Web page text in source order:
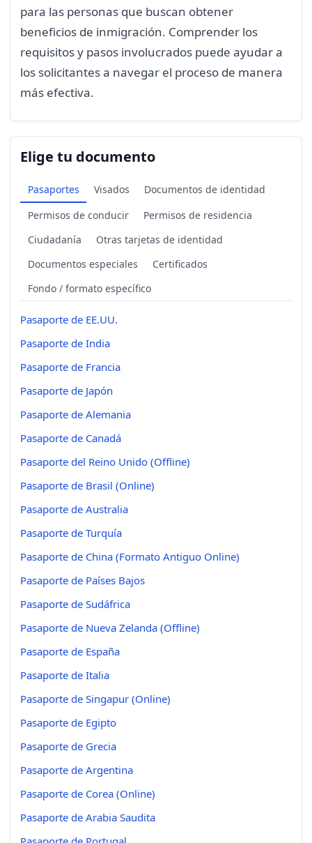
para las personas que buscan obtener
beneficios de inmigración. Comprender los
requisitos y pasos involucrados puede ayudar a
los solicitantes a navegar el proceso de manera
más efectiva.
Elige tu documento
Pasaportes Visados
Documentos de identidad
Permisos de conducir
Permisos de residencia
Ciudadanía
Otras tarjetas de identidad
Documentos especiales
Certificados
Fondo / formato específico
Pasaporte de EE.UU.
Pasaporte de India
Pasaporte de Francia
Pasaporte de Japón
Pasaporte de Alemania
Pasaporte de Canadá
Pasaporte del Reino Unido (Offline)
Pasaporte de Brasil (Online)
Pasaporte de Australia
Pasaporte de Turquía
Pasaporte de China (Formato Antiguo Online)
Pasaporte de Países Bajos
Pasaporte de Sudáfrica
Pasaporte de Nueva Zelanda (Offline)
Pasaporte de España
Pasaporte de Italia
Pasaporte de Singapur (Online)
Pasaporte de Egipto
Pasaporte de Grecia
Pasaporte de Argentina
Pasaporte de Corea (Online)
Pasaporte de Arabia Saudita